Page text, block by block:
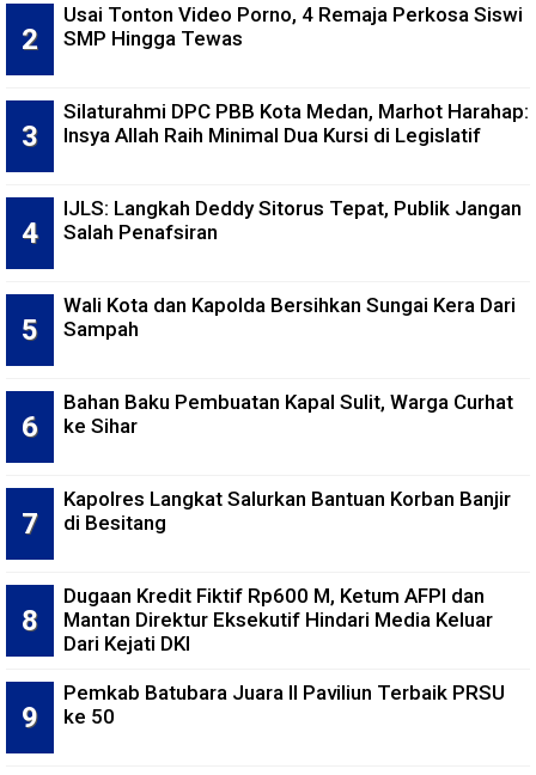
Usai Tonton Video Porno, 4 Remaja Perkosa Siswi
SMP Hingga Tewas
Silaturahmi DPC PBB Kota Medan, Marhot Harahap:
Insya Allah Raih Minimal Dua Kursi di Legislatif
IJLS: Langkah Deddy Sitorus Tepat, Publik Jangan
Salah Penafsiran
Wali Kota dan Kapolda Bersihkan Sungai Kera Dari
Sampah
Bahan Baku Pembuatan Kapal Sulit, Warga Curhat
ke Sihar
Kapolres Langkat Salurkan Bantuan Korban Banjir
di Besitang
Dugaan Kredit Fiktif Rp600 M, Ketum AFPI dan
Mantan Direktur Eksekutif Hindari Media Keluar
Dari Kejati DKI
Pemkab Batubara Juara II Paviliun Terbaik PRSU
ke 50